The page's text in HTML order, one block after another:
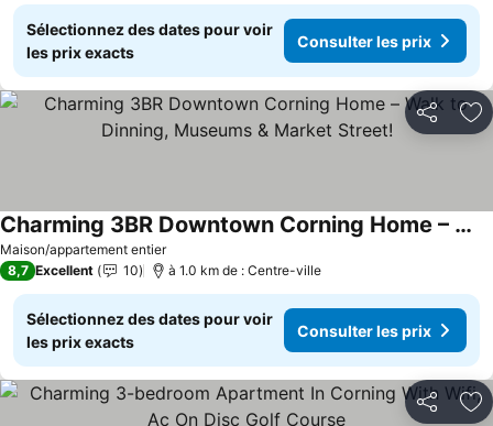
Sélectionnez des dates pour voir
les prix exacts
Consulter les prix
Partager
Maison/appartement entier
Charming 3BR Downtown Corning Home – Walk to Dinning, Museums & Market Street!
Consulter les prix
8,7 Excellent 10 à 1.0 km de : Centre-ville
Sélectionnez des dates pour voir
les prix exacts
Consulter les prix
Partager